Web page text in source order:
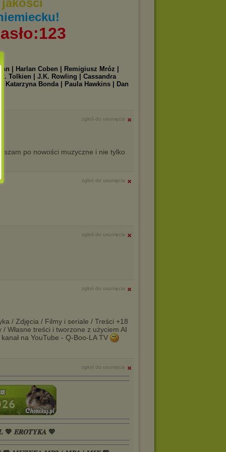
jakości
| Harlan Coben | Remigiusz Mróz |
Tolkien | J.K. Rowling | Cassandra
Katarzyna Bonda | Paula Hawkins | Dan
zgłoś do usunięcia
po nowości muzyczne i nie tylko
zgłoś do usunięcia
zgłoś do usunięcia
zgłoś do usunięcia
/ Zdjęcia / Filmy i seriale / Treści +18
Własne treści i tworzone z użyciem AI
na YouTube - Q-Boo-LA TV
zgłoś do usunięcia
💖 𝑬𝑹𝑶𝑻𝒀𝑲𝑨 💖